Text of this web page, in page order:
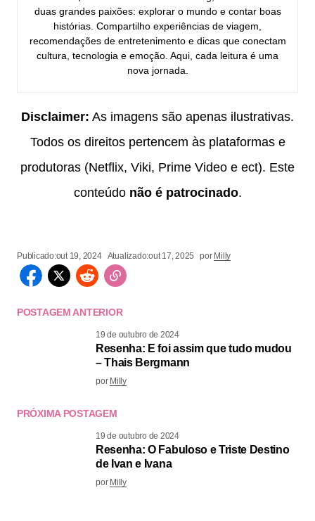
duas grandes paixões: explorar o mundo e contar boas
histórias. Compartilho experiências de viagem,
recomendações de entretenimento e dicas que conectam
cultura, tecnologia e emoção. Aqui, cada leitura é uma
nova jornada.
Disclaimer: As imagens são apenas ilustrativas.
Todos os direitos pertencem às plataformas e
produtoras (Netflix, Viki, Prime Video e ect). Este
conteúdo não é patrocinado.
Publicado:out 19, 2024 Atualizado:out 17, 2025 por Milly
POSTAGEM ANTERIOR
19 de outubro de 2024
Resenha: E foi assim que tudo mudou
– Thais Bergmann
por Milly
PRÓXIMA POSTAGEM
19 de outubro de 2024
Resenha: O Fabuloso e Triste Destino
de Ivan e Ivana
por Milly